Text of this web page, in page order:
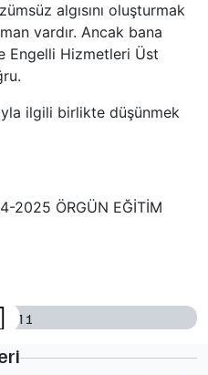
algısını oluşturmak
vardır. Ancak bana
Engelli Hizmetleri Üst
ilgili birlikte düşünmek
2025 ÖRGÜN EĞİTİM